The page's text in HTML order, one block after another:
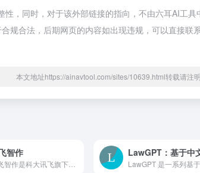
，同时，对于该外部链接的指向，不由六耳AI工具
规合法，后期网页的内容如出现违规，可以直接联
本文地址https://ainavtool.com/sites/10639.html转载请注明
智作
讯飞智作是科大讯飞旗下明星配音产品品牌,提供合成配音,真人配音、广告宣传片、短视频配音、AI虚拟主播等一站式配音服务。